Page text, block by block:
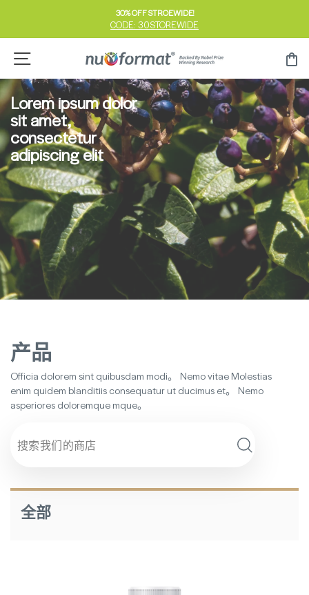
内
暂
幻
灯
片
30% OFF STROEWIDE!
CODE: 30STOREWIDE
Lorem ipsum dolor
sit amet,
consectetur
adipiscing elit
产品
Officia dolorem sint quibusdam modi。 Nemo vitae Molestias
enim quidem blanditiis consequatur ut ducimus et。 Nemo
asperiores doloremque mque。
全部